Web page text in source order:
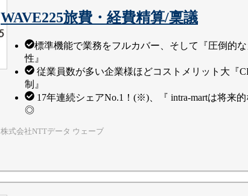
WAVE225旅費・経費精算/稟議
標準機能で業務をフルカバー、そして『圧倒的
性』
従業員数が多い企業様ほどコストメリット大『
制』
17年連続シェアNo.1！(※)、『 intra-martは将来
◎
株式会社NTTデータ ウェーブ